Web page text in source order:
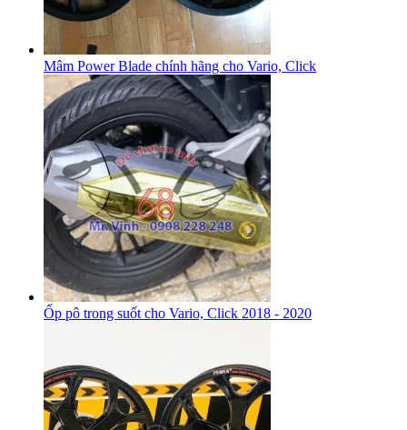
Mâm Power Blade chính hãng cho Vario, Click
Ốp pô trong suốt cho Vario, Click 2018 - 2020